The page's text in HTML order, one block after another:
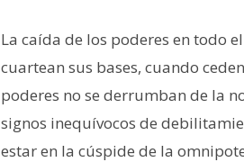
La caída de los poderes en todo
cuartean sus bases, cuando
poderes no se derrumban de la
signos inequívocos de
estar en la cúspide de la